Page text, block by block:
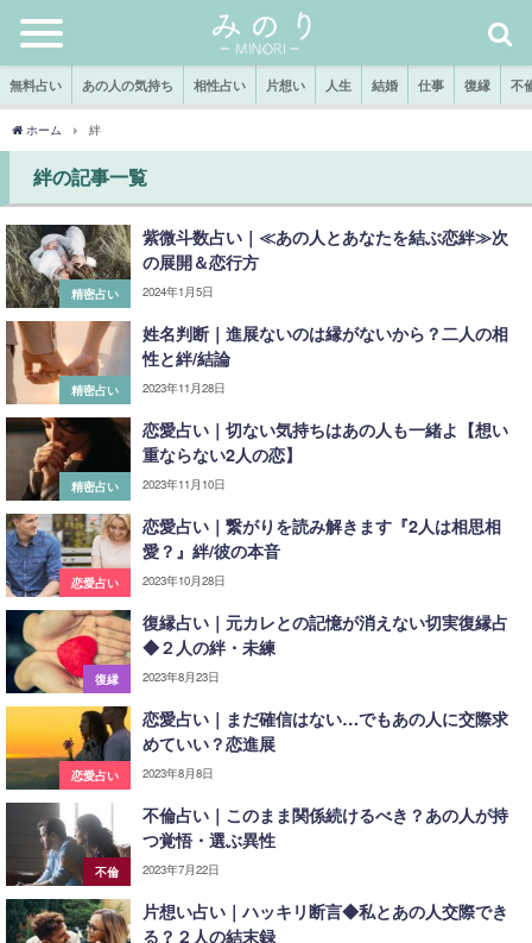
無料占い あの人の気持ち 相性占い 片想い 人生 結婚 仕事 復縁 不
ホーム 絆
絆の記事一覧
精密占い
紫微斗数占い｜≪あの人とあなたを結ぶ恋絆≫次
の展開＆恋行方
2024年1月5日
精密占い
姓名判断｜進展ないのは縁がないから？二人の相
性と絆/結論
2023年11月28日
精密占い
恋愛占い｜切ない気持ちはあの人も一緒よ【想い
重ならない2人の恋】
2023年11月10日
恋愛占い
恋愛占い｜繋がりを読み解きます『2人は相思相
愛？』絆/彼の本音
2023年10月28日
復縁
復縁占い｜元カレとの記憶が消えない切実復縁占
◆２人の絆・未練
2023年8月23日
恋愛占い
恋愛占い｜まだ確信はない…でもあの人に交際求
めていい？恋進展
2023年8月8日
不倫
不倫占い｜このまま関係続けるべき？あの人が持
つ覚悟・選ぶ異性
2023年7月22日
片想い占い｜ハッキリ断言◆私とあの人交際でき
る？２人の結末録